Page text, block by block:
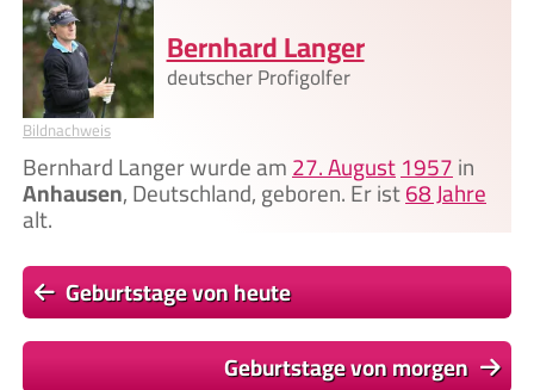
Bildnachweis
Bernhard Langer
deutscher Profigolfer
Bernhard Langer wurde am27. August1957in
Anhausen, Deutschland, geboren. Er ist68 Jahre
alt.
Geburtstage von heute
Geburtstage von morgen